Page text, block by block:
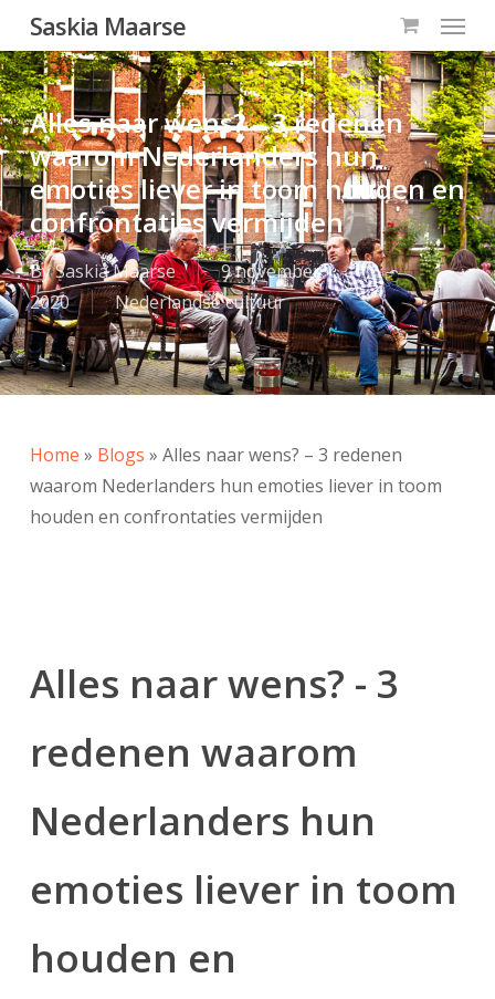
Skip
to
main
content
Saskia Maarse Menu
Alles naar wens? – 3 redenen
waarom Nederlanders hun
emoties liever in toom houden en
confrontaties vermijden
BySaskia Maarse
9 november
2020
Nederlandse cultuur
Home » Blogs » Alles naar wens? – 3 redenen
waarom Nederlanders hun emoties liever in toom
houden en confrontaties vermijden
Alles naar wens? - 3
redenen waarom
Nederlanders hun
emoties liever in toom
houden en